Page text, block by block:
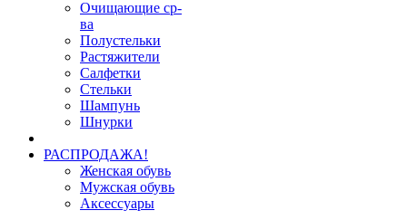
Очищающие ср-
ва
Полустельки
Растяжители
Салфетки
Стельки
Шампунь
Шнурки
РАСПРОДАЖА!
Женская обувь
Мужская обувь
Аксессуары